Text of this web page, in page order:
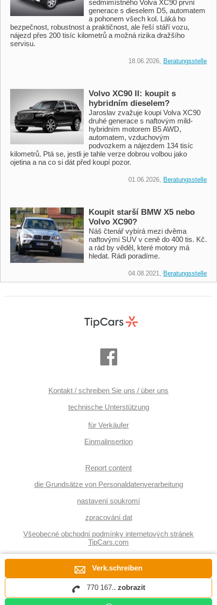
Verk.schreiben
770 167.. zobrazit
sedmimístného Volva XC90 první
generace s dieselem D5, automatem
a pohonem všech kol. Láká ho
bezpečnost, robustnost a praktičnost, ale řeší stáří vozu,
nájezd přes 200 tisíc kilometrů a možná rizika dražšího
servisu.
18.06.2026, Beratungsstelle
Volvo XC90 II: koupit s
hybridním dieselem?
Jaroslav zvažuje koupi Volva XC90
druhé generace s naftovým mild-
hybridním motorem B5 AWD,
automatem, vzduchovým
podvozkem a nájezdem 134 tisíc
kilometrů. Ptá se, jestli je tahle verze dobrou volbou jako
ojetina a na co si dát před koupí pozor.
01.06.2026, Beratungsstelle
Koupit starší BMW X5 nebo
Volvo XC90?
Náš čtenář vybírá mezi dvěma
naftovými SUV v ceně do 400 tis. Kč.
a rád by věděl, které motory má
hledat. Rádi poradíme.
04.08.2021, Beratungsstelle
Kontakt / schreiben Sie uns / über uns
technische Unterstützung
für Verkäufer
Einmalinsertion
Report content
die Grundsätze von Personaldatenverarbeitung
nastavení soukromí
zpracování dat
Všeobecné obchodní podmínky internetových stránek
TipCars.com
Copyright © EBM system k.s., 2005 – 2026, alle Rechte vorbehalten.